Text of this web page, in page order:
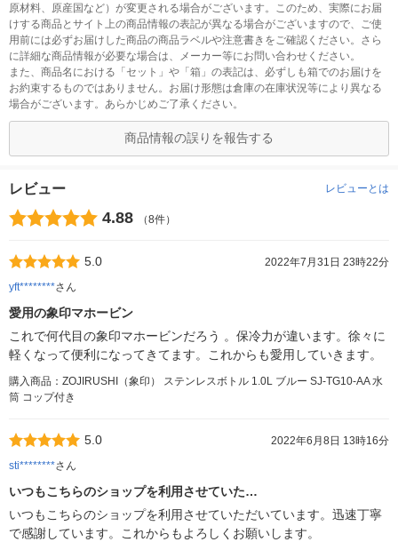
原材料、原産国など）が変更される場合がございます。このため、実際にお届
けする商品とサイト上の商品情報の表記が異なる場合がございますので、ご使
用前には必ずお届けした商品の商品ラベルや注意書きをご確認ください。さら
に詳細な商品情報が必要な場合は、メーカー等にお問い合わせください。
また、商品名における「セット」や「箱」の表記は、必ずしも箱でのお届けを
お約束するものではありません。お届け形態は倉庫の在庫状況等により異なる
場合がございます。あらかじめご了承ください。
商品情報の誤りを報告する
レビュー レビューとは
4.88 （8件）
5.0
2022年7月31日 23時22分
yft********さん
愛用の象印マホービン
これで何代目の象印マホービンだろう 。保冷力が違います。徐々に
軽くなって便利になってきてます。これからも愛用していきます。
購入商品：ZOJIRUSHI（象印） ステンレスボトル 1.0L ブルー SJ-TG10-AA 水
筒 コップ付き
5.0
2022年6月8日 13時16分
sti********さん
いつもこちらのショップを利用させていた…
いつもこちらのショップを利用させていただいています。迅速丁寧
で感謝しています。これからもよろしくお願いします。